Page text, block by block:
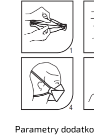
Parametry